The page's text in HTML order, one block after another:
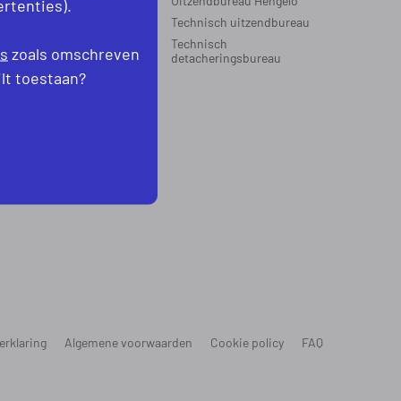
Holland
Technisch uitzendbureau
Technisch
detacheringsbureau
Algemene voorwaarden Cookie policy FAQ
zoals omschreven
toestaan?